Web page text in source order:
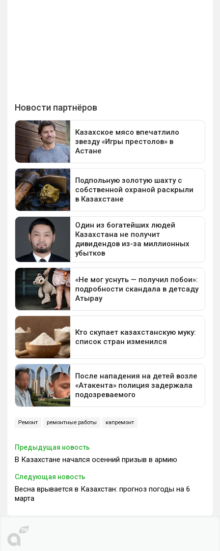
Ремонт ремонтные работы капремонт
Предыдущая новость
В Казахстане начался осенний призыв в армию
Следующая новость
Весна врывается в Казахстан: прогноз погоды на 6
марта